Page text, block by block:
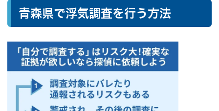
青森県で浮気調査を行う方法